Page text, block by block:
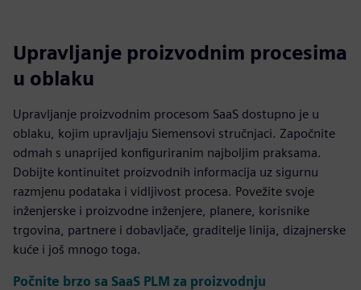
Upravljanje proizvodnim procesima
u oblaku
Upravljanje proizvodnim procesom SaaS dostupno je u
oblaku, kojim upravljaju Siemensovi stručnjaci. Započnite
odmah s unaprijed konfiguriranim najboljim praksama.
Dobijte kontinuitet proizvodnih informacija uz sigurnu
razmjenu podataka i vidljivost procesa. Povežite svoje
inženjerske i proizvodne inženjere, planere, korisnike
trgovina, partnere i dobavljače, graditelje linija, dizajnerske
kuće i još mnogo toga.
Počnite brzo sa SaaS PLM za proizvodnju